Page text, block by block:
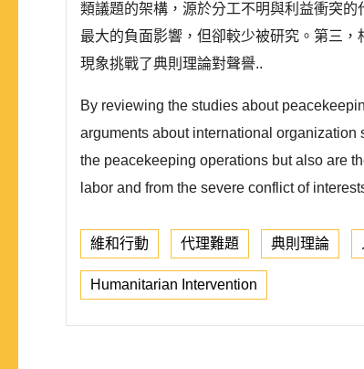
類議題的架構，源於分工不明與利益衝突
最大的負面影響，但卻較少被研究。第三
現象挑戰了典則理論對聲譽..
By reviewing the studies about
arguments about international organization
the peacekeeping operations but also are
labor and from the severe conflict of
維和行動 代理難題 典則理論
Humanitarian Intervention